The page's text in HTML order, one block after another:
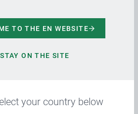
TO THE EN WEBSITE
ON THE SITE
your country below
Omikron Pandemie ist der Grund
von einer Mehrzahl der
auf die europäische